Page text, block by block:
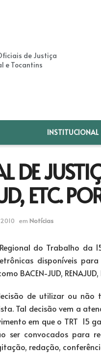
de Justiça
e Tocantins
INSTITUCIONAL
DE
ETC.
em Notícias
do Trabalho da
disponíveis
BACEN-JUD,
de utilizar ou
Tal decisão vem a
em que o TRT 15
ser convocados para
redação,